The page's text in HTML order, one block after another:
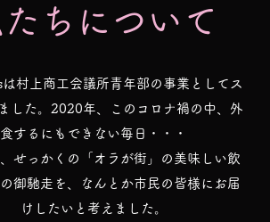
ちについて
村上商工会議所青年部の事業としてス
した。2020年、このコロナ禍の中、外
食するにもできない毎日・・・
せっかくの「オラが街」の美味しい飲
御馳走を、なんとか市民の皆様にお届
けしたいと考えました。